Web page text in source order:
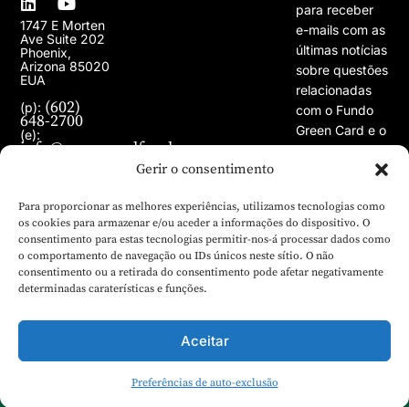
Gerir o consentimento
Para proporcionar as melhores experiências, utilizamos tecnologias como
os cookies para armazenar e/ou aceder a informações do dispositivo. O
consentimento para estas tecnologias permitir-nos-á processar dados como
o comportamento de navegação ou IDs únicos neste sítio. O não
consentimento ou a retirada do consentimento pode afetar negativamente
determinadas caraterísticas e funções.
Aceitar
Preferências de auto-exclusão
1747 E Morten
Ave Suite 202
Phoenix,
Arizona 85020
EUA
(p): (602)
648-2700
(e):
info@greencardfund.com
para receber
e-mails com as
últimas notícias
sobre questões
relacionadas
com o Fundo
Green Card e o
Programa de
© 2024 Copyright Green Card Fund. Todos os direitos
Português